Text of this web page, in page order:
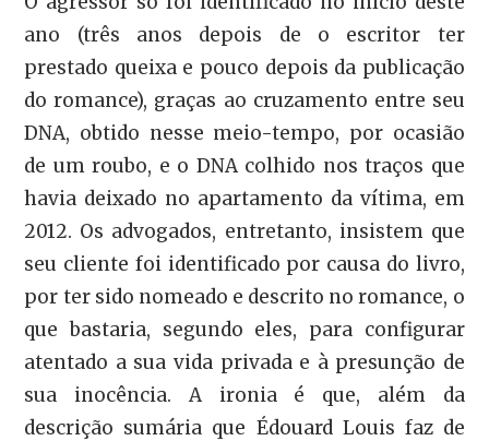
ano (três anos depois de o escritor ter
prestado queixa e pouco depois da publicação
do romance), graças ao cruzamento entre seu
DNA, obtido nesse meio-tempo, por ocasião
de um roubo, e o DNA colhido nos traços que
havia deixado no apartamento da vítima, em
2012. Os advogados, entretanto, insistem que
seu cliente foi identificado por causa do livro,
por ter sido nomeado e descrito no romance, o
que bastaria, segundo eles, para configurar
atentado a sua vida privada e à presunção de
sua inocência. A ironia é que, além da
descrição sumária que Édouard Louis faz de